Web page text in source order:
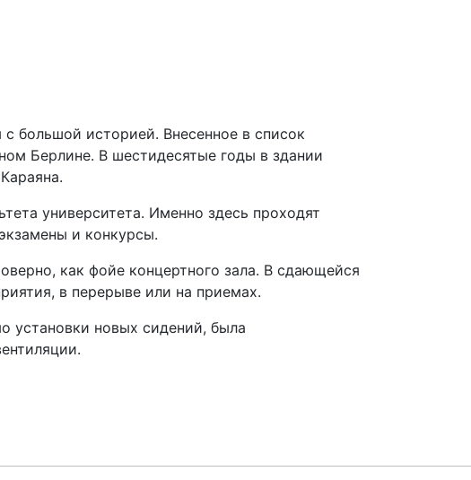
большой историей. Внесенное в список
Берлине. В шестидесятые годы в здании
университета. Именно здесь проходят
и конкурсы.
как фойе концертного зала. В сдающейся
в перерыве или на приемах.
установки новых сидений, была